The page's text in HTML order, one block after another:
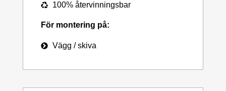
100% återvinningsbar
För montering på:
Vägg / skiva